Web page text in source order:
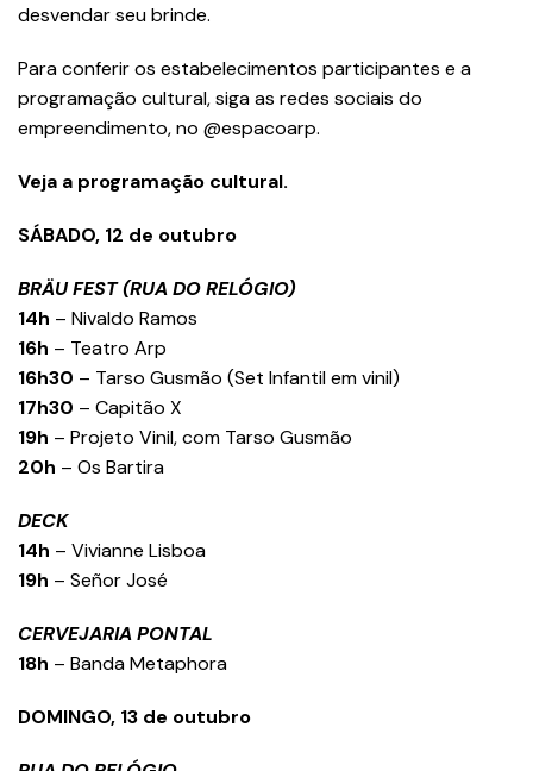
desvendar seu brinde.
Para conferir os estabelecimentos participantes e a
programação cultural, siga as redes sociais do
empreendimento, no @espacoarp.
Veja a programação cultural.
SÁBADO, 12 de outubro
BRÄU FEST (RUA DO RELÓGIO)
14h – Nivaldo Ramos
16h – Teatro Arp
16h30 – Tarso Gusmão (Set Infantil em vinil)
17h30 – Capitão X
19h – Projeto Vinil, com Tarso Gusmão
20h – Os Bartira
DECK
14h – Vivianne Lisboa
19h – Señor José
CERVEJARIA PONTAL
18h – Banda Metaphora
DOMINGO, 13 de outubro